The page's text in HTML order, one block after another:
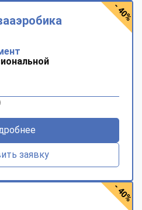
заявку
- 40%
- 40%